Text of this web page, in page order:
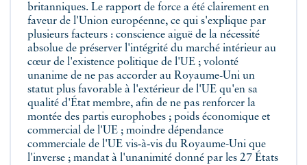
britanniques. Le rapport de force a été clairement en
faveur de l'Union européenne, ce qui s'explique par
plusieurs facteurs : conscience aiguë de la nécessité
absolue de préserver l'intégrité du marché intérieur au
cœur de l'existence politique de l'UE ; volonté
unanime de ne pas accorder au Royaume-Uni un
statut plus favorable à l'extérieur de l'UE qu'en sa
qualité d'État membre, afin de ne pas renforcer la
montée des partis europhobes ; poids économique et
commercial de l'UE ; moindre dépendance
commerciale de l'UE vis‑à‑vis du Royaume-Uni que
l'inverse ; mandat à l'unanimité donné par les 27 États